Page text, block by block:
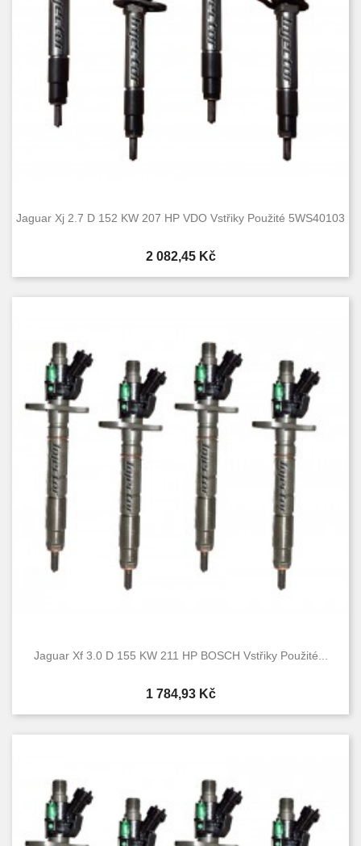
Jaguar Xj 2.7 D 152 KW 207 HP VDO Vstřiky Použité 5WS40103
Cena
2 082,45 Kč
Jaguar Xf 3.0 D 155 KW 211 HP BOSCH Vstřiky Použité...
Cena
1 784,93 Kč